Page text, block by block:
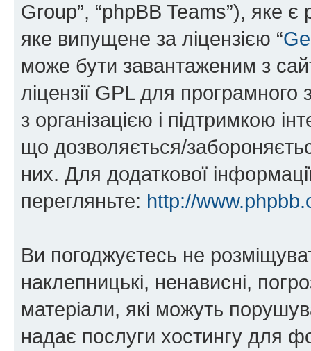
Group”, “phpBB Teams”), яке
яке випущене за ліцензією “
може бути завантаженим з
ліцензії GPL для
з організацією і підтримкою
що дозволяється/
них. Для додаткової
перегляньте: http://
Ви погоджуєтесь не
наклепницькі, ненависні,
матеріали, які можуть
надає послуги хостингу для